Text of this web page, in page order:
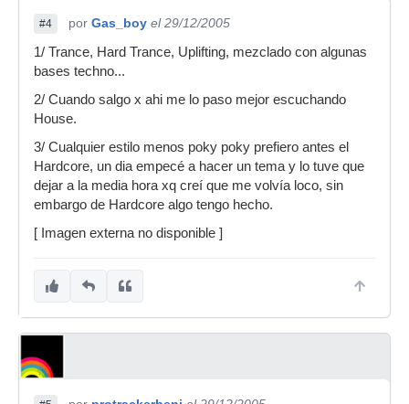
#4 por Gas_boy el 29/12/2005
1/ Trance, Hard Trance, Uplifting, mezclado con algunas
bases techno...
2/ Cuando salgo x ahi me lo paso mejor escuchando
House.
3/ Cualquier estilo menos poky poky prefiero antes el
Hardcore, un dia empecé a hacer un tema y lo tuve que
dejar a la media hora xq creí que me volvía loco, sin
embargo de Hardcore algo tengo hecho.
[ Imagen externa no disponible ]